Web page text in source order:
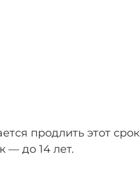
продлить этот срок
— до 14 лет.